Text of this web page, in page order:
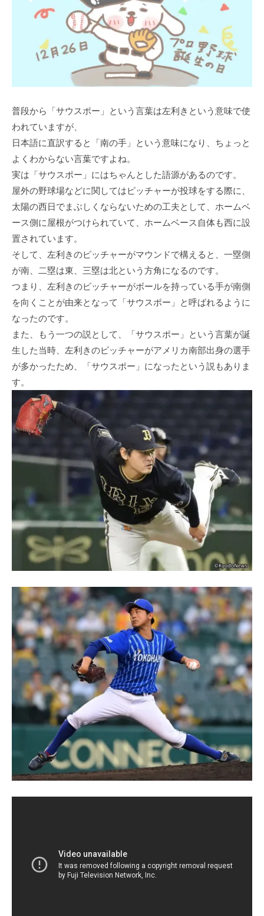
普段から「サウスポー」という言葉は左利きという意味で使
われていますが、
日本語に直訳すると「南の手」という意味になり、ちょっと
よくわからない言葉ですよね。
実は「サウスポー」にはちゃんとした語源があるのです。
屋外の野球場などに関してはピッチャーが投球をする際に、
太陽の西日でまぶしくならないための工夫として、ホームベ
ース側に屋根がつけられていて、ホームベース自体も西に設
置されています。
そして、左利きのピッチャーがマウンドで構えると、一塁側
が南、二塁は東、三塁は北という方角になるのです。
つまり、左利きのピッチャーがボールを持っている手が南側
を向くことが由来となって「サウスポー」と呼ばれるように
なったのです。
また、もう一つの説として、「サウスポー」という言葉が誕
生した当時、左利きのピッチャーがアメリカ南部出身の選手
が多かったため、「サウスポー」になったという説もありま
す。